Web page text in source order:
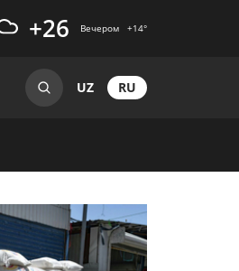
+26 Вечером +14°
UZ RU